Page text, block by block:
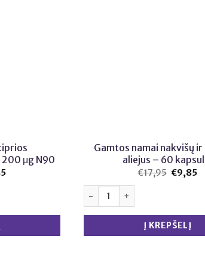
μg N90
Current
stiprios koncentracijos selenas 200 μg N90
Gamtos namai nakvišų
aliejus – 60
€17,95 Original
price
€9,85
produkto kiekis: Gamtos
Į KREPŠELĮ